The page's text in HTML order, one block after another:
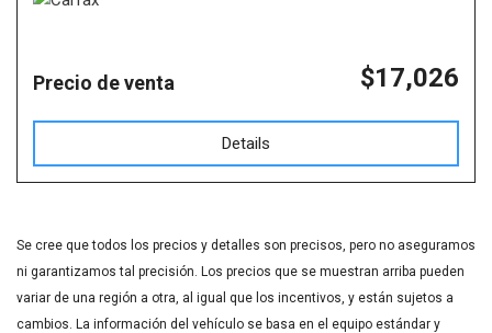
Precio de venta $17,026
Details
Se cree que todos los precios y detalles son precisos, pero no aseguramos
ni garantizamos tal precisión. Los precios que se muestran arriba pueden
variar de una región a otra, al igual que los incentivos, y están sujetos a
cambios. La información del vehículo se basa en el equipo estándar y